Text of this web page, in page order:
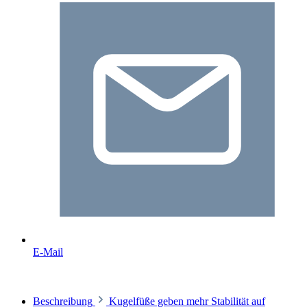
E-Mail
Beschreibung Kugelfüße geben mehr Stabilität auf